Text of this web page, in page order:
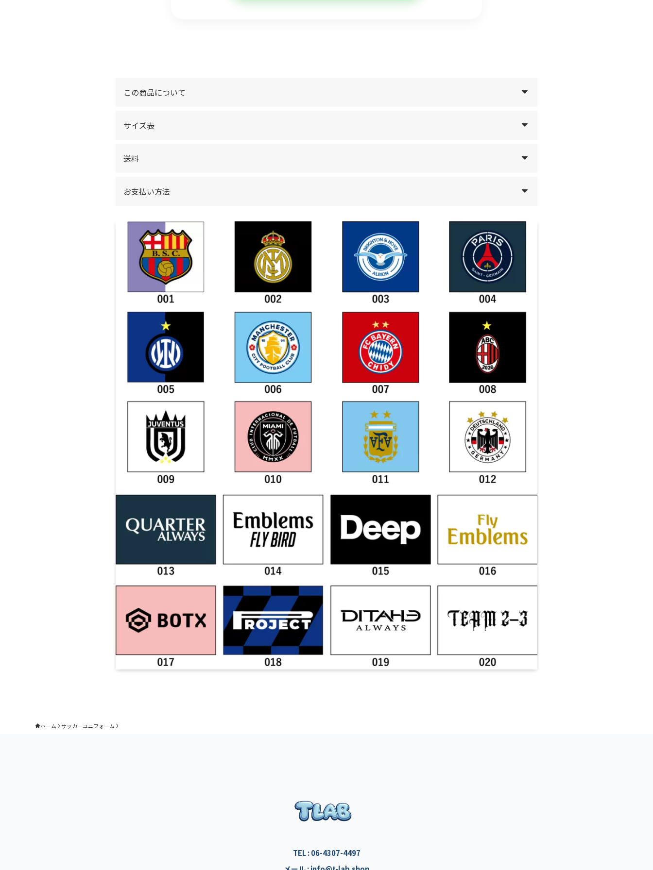
この商品について
サイズ表
送料
お支払い方法
ホーム サッカーユニフォーム
TEL : 06-4307-4497